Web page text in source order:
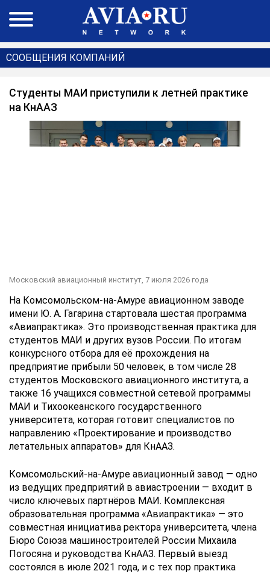
СООБЩЕНИЯ КОМПАНИЙ
Студенты МАИ приступили к летней практике
на КнААЗ
Московский авиационный институт, 7 июля 2026 года
На Комсомольском-на-Амуре авиационном заводе
имени Ю. А. Гагарина стартовала шестая программа
«Авиапрактика». Это производственная практика для
студентов МАИ и других вузов России. По итогам
конкурсного отбора для её прохождения на
предприятие прибыли 50 человек, в том числе 28
студентов Московского авиационного института, а
также 16 учащихся совместной сетевой программы
МАИ и Тихоокеанского государственного
университета, которая готовит специалистов по
направлению «Проектирование и производство
летательных аппаратов» для КнААЗ.
Комсомольский-на-Амуре авиационный завод — одно
из ведущих предприятий в авиастроении — входит в
число ключевых партнёров МАИ. Комплексная
образовательная программа «Авиапрактика» — это
совместная инициатива ректора университета, члена
Бюро Союза машиностроителей России Михаила
Погосяна и руководства КнААЗ. Первый выезд
состоялся в июле 2021 года, и с тех пор практика